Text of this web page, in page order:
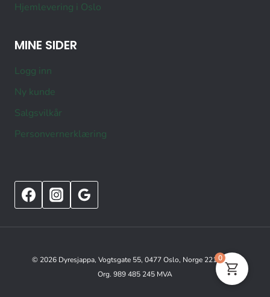
Hjemlevering i Oslo
MINE SIDER
Logg inn
Ny kunde
Salgsvilkår
Personvernerklæring
© 2026 Dyresjappa, Vogtsgate 55, 0477 Oslo, Norge 22151515
Org. 989 485 245 MVA
0